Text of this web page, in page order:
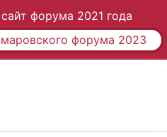
форума 2021 года
форума 2023